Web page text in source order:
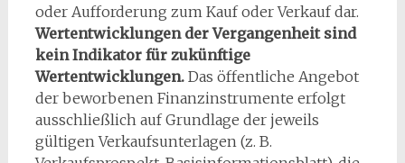
oder Aufforderung zum Kauf oder Verkauf dar.
Wertentwicklungen der Vergangenheit sind
kein Indikator für zukünftige
Wertentwicklungen.Das öffentliche Angebot
der beworbenen Finanzinstrumente erfolgt
ausschließlich auf Grundlage der jeweils
gültigen Verkaufsunterlagen (z. B.